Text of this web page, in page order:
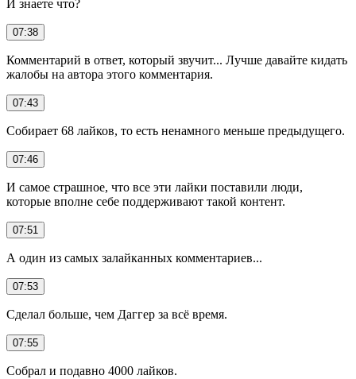
И знаете что?
07:38
Комментарий в ответ, который звучит... Лучше давайте кидать
жалобы на автора этого комментария.
07:43
Собирает 68 лайков, то есть ненамного меньше предыдущего.
07:46
И самое страшное, что все эти лайки поставили люди,
которые вполне себе поддерживают такой контент.
07:51
А один из самых залайканных комментариев...
07:53
Сделал больше, чем Даггер за всё время.
07:55
Собрал и подавно 4000 лайков.